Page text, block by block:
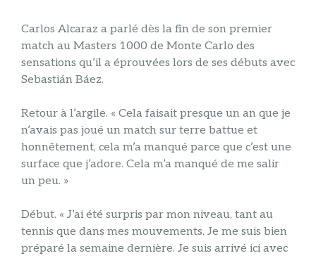
Carlos Alcaraz a parlé dès la fin de son premier
match au Masters 1000 de Monte Carlo des
sensations qu’il a éprouvées lors de ses débuts avec
Sebastián Báez.
Retour à l’argile. « Cela faisait presque un an que je
n’avais pas joué un match sur terre battue et
honnêtement, cela m’a manqué parce que c’est une
surface que j’adore. Cela m’a manqué de me salir
un peu. »
Début. « J’ai été surpris par mon niveau, tant au
tennis que dans mes mouvements. Je me suis bien
préparé la semaine dernière. Je suis arrivé ici avec